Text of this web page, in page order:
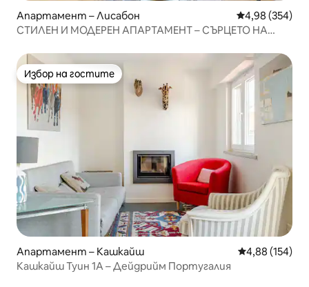
Апартамент – Лисабон Средна
4,98 (354)
СТИЛЕН И МОДЕРЕН АПАРТАМЕНТ – СЪРЦЕТО НА
Избор на гостите
Избор на гостите
Апартамент – Кашкайш Средна
4,88 (154)
Кашкайш Туин 1А – Дейдрийм Португалия